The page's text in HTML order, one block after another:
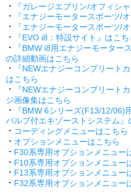
・
『ガレージエブリン/オフィシ
・
『エナジーモータースポーツ/
・
『エナジーモータースポーツ/
・
『EVO i8：特設サイト』はこち
・
『BMW i8用エナジーモーター
の詳細動画はこちら
・
『NEWエナジーコンプリート
はこちら
・
『NEWエナジーコンプリート
ジ画像集はこちら
・
『BMW 6シリーズ(F13/12/06)
バルブ付エキゾーストシステム』
・ コーディングメニューはこちら
・ オプションメニューはこちら
・ F30系専用オプションメニュー
・ F10系専用オプションメニュー
・ F13系専用オプションメニュー
・ F32系専用オプションメニュー